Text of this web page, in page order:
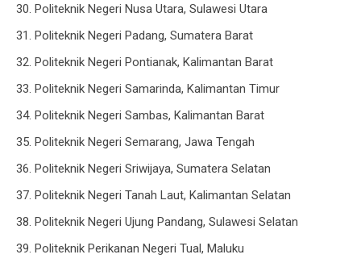
30. Politeknik Negeri Nusa Utara, Sulawesi Utara
31. Politeknik Negeri Padang, Sumatera Barat
32. Politeknik Negeri Pontianak, Kalimantan Barat
33. Politeknik Negeri Samarinda, Kalimantan Timur
34. Politeknik Negeri Sambas, Kalimantan Barat
35. Politeknik Negeri Semarang, Jawa Tengah
36. Politeknik Negeri Sriwijaya, Sumatera Selatan
37. Politeknik Negeri Tanah Laut, Kalimantan Selatan
38. Politeknik Negeri Ujung Pandang, Sulawesi Selatan
39. Politeknik Perikanan Negeri Tual, Maluku